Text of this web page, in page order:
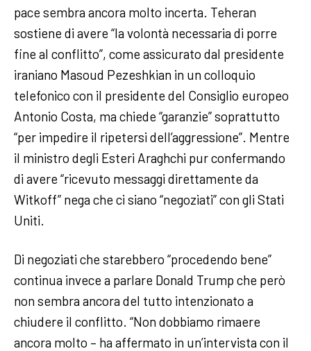
pace sembra ancora molto incerta. Teheran
sostiene di avere “la volontà necessaria di porre
fine al conflitto”, come assicurato dal presidente
iraniano Masoud Pezeshkian in un colloquio
telefonico con il presidente del Consiglio europeo
Antonio Costa, ma chiede “garanzie” soprattutto
“per impedire il ripetersi dell’aggressione”. Mentre
il ministro degli Esteri Araghchi pur confermando
di avere “ricevuto messaggi direttamente da
Witkoff” nega che ci siano “negoziati” con gli Stati
Uniti.
Di negoziati che starebbero “procedendo bene”
continua invece a parlare Donald Trump che però
non sembra ancora del tutto intenzionato a
chiudere il conflitto. “Non dobbiamo rimaere
ancora molto – ha affermato in un’intervista con il